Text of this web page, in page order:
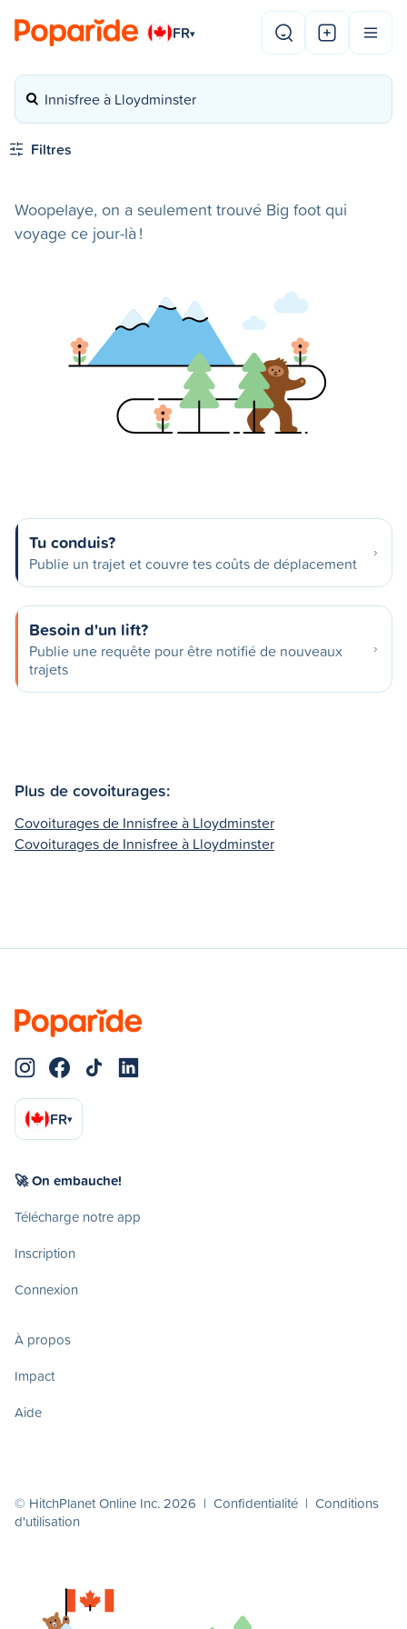
FR▾
Innisfree à Lloydminster
Filtres
Woopelaye, on a seulement trouvé Big foot qui
voyage ce jour-là !
Tu conduis?
Publie un trajet et couvre tes coûts de déplacement
Besoin d'un lift?
Publie une requête pour être notifié de nouveaux
trajets
Plus de covoiturages:
Covoiturages de Innisfree à Lloydminster
Covoiturages de Innisfree à Lloydminster
FR▾
🚀 On embauche!
Télécharge notre app
Inscription
Connexion
À propos
Impact
Aide
© HitchPlanet Online Inc. 2026 | Confidentialité | Conditions
d'utilisation